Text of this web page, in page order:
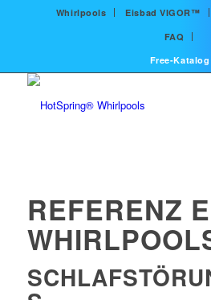
Whirlpools Eisbad VIGOR™
FAQ
Free-Katalog
REFERENZ